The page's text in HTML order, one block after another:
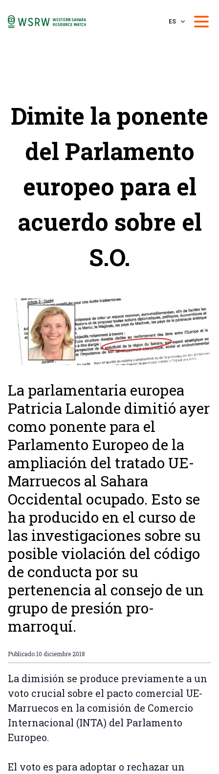
ES
Dimite la ponente
del Parlamento
europeo para el
acuerdo sobre el
S.O.
La parlamentaria europea
Patricia Lalonde dimitió ayer
como ponente para el
Parlamento Europeo de la
ampliación del tratado UE-
Marruecos al Sahara
Occidental ocupado. Esto se
ha producido en el curso de
las investigaciones sobre su
posible violación del código
de conducta por su
pertenencia al consejo de un
grupo de presión pro-
marroquí.
Publicado10 diciembre 2018
La dimisión se produce previamente a un
voto crucial sobre el pacto comercial UE-
Marruecos en la comisión de Comercio
Internacional (INTA) del Parlamento
Europeo.
El voto es para adoptar o rechazar un